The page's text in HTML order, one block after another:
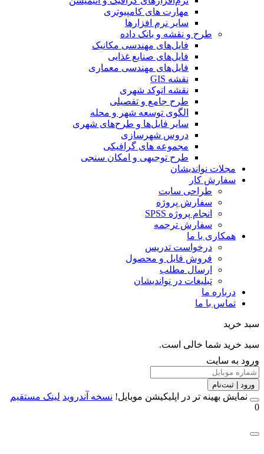
مهارت های کامپیوتری
سایر نرم افزارها
طرح و نقشه و بانک داده
فایل‌های مهندسی مکانیک
فایل‌های صنایع غذایی
فایل‌های مهندسی معماری
نقشه GIS
نقشه اتوکد شهری
طرح جامع و تفصیلی
الگوی توسعه شهر و محله
سایر فایل‌ها و طرح‌های شهری
دروس شهرسازی
مجموعه های گرافیکی
طرح توجیهی و امکان سنجی
مجلات نواندیشان
سفارش کار
طراحی سایت
سفارش پروژه
انجام پروژه SPSS
سفارش ترجمه
همکاری با ما
درخواست تدریس
فروش فایل و محصول
ارسال مطلب
تبلیغات در نواندیشان
درباره ما
تماس با ما
خرید شما خالی است.
به سایت
| ثبت‌نام
بهینه تر در اپلیکیشن موبایل!نسخه آندروید لینک مستقیم